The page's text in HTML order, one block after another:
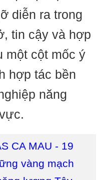
diễn ra trong
tin cậy và hợp
một cột mốc ý
hợp tác bền
năng
CA MAU - 19
vàng mạch